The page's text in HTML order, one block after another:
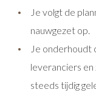
Je volgt de
nauwgezet op.
Je onderhoudt
leveranciers
steeds tijdig